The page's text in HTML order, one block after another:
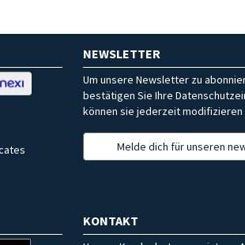
NEWSLETTER
Um unsere Newsletter zu
bestätigen Sie Ihre
können sie jederzeit modifizieren
Melde dich für unseren
KONTAKT